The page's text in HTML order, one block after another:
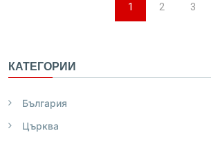
1 2 3
КАТЕГОРИИ
България
Църква